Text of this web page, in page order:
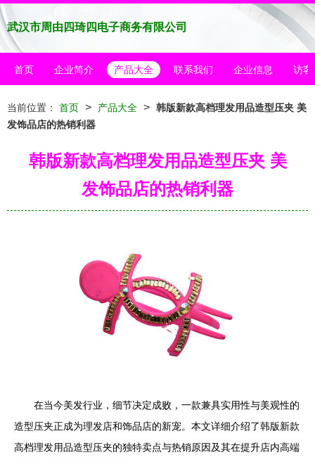
武汉市周由四琦四电子商务有限公司
首页 企业简介 产品大全 联系我们 企业信息 访客
当前位置： 首页 > 产品大全 > 韩版新款高档理发用品造型压夹 美
发饰品店的热销利器
韩版新款高档理发用品造型压夹 美
发饰品店的热销利器
在当今美发行业，细节决定成败，一款兼具实用性与美观性的
造型压夹正成为理发店和饰品店的新宠。本文详细介绍了韩版新款
高档理发用品造型压夹的独特卖点与热销原因及其在提升店内高端